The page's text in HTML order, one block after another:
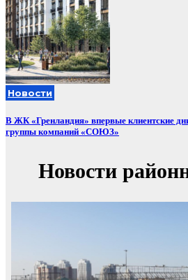
Новости
В ЖК «Гренландия» впервые клиентские
группы компаний «СОЮЗ»